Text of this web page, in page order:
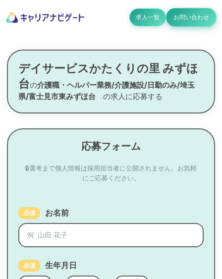
求人一覧 お問い合わせ
デイサービスかたくりの里 みずほ
台の介護職・ヘルパー業務/介護施設/日勤のみ/埼玉
県/富士見市東みずほ台 の求人に応募する
応募フォーム
🔒選考まで個人情報は採用担当者に公開されません。お気軽
にご応募ください。
必須 お名前
必須 生年月日